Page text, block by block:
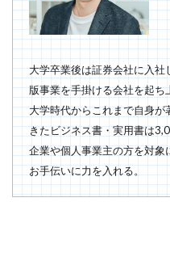
大学卒業後は証券会社に入
版事業を手掛ける会社を起ち
大学時代からこれまで自身
きたビジネス書・実用書は
企業や個人事業主の方を対
お手伝いに力を入れる。